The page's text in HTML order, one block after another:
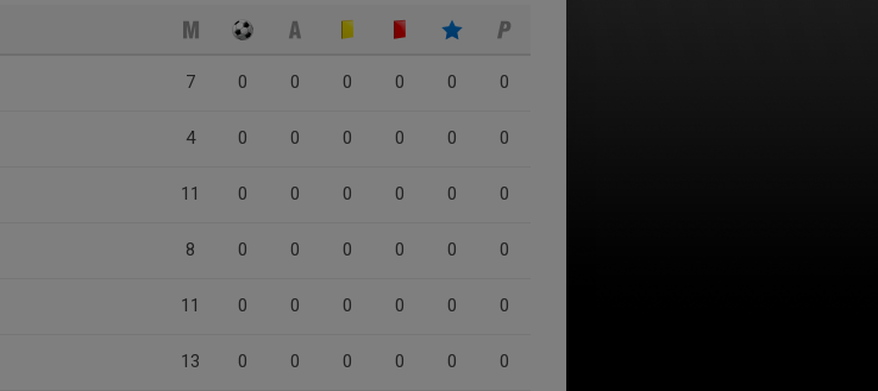
7 0 0 0 0 0 0
4 0 0 0 0 0 0
11 0 0 0 0 0 0
8 0 0 0 0 0 0
11 0 0 0 0 0 0
13 0 0 0 0 0 0